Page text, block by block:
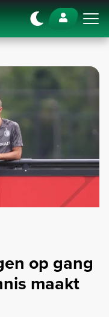
op gang
maakt